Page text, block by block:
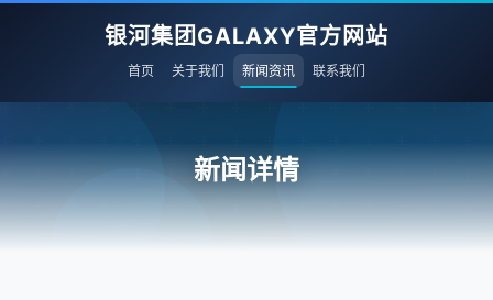
银河集团GALAXY官方网站
首页 关于我们 新闻资讯 联系我们
新闻详情